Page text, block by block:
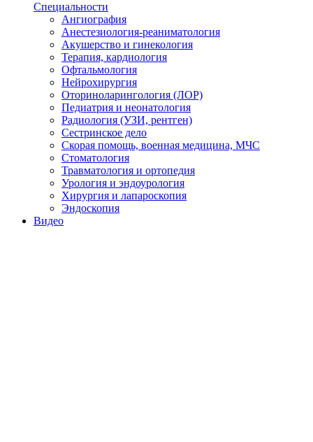
Специальности
Ангиография
Анестезиология-реаниматология
Акушерство и гинекология
Терапия, кардиология
Офтальмология
Нейрохирургия
Оториноларингология (ЛОР)
Педиатрия и неонатология
Радиология (УЗИ, рентген)
Сестринское дело
Скорая помощь, военная медицина, МЧС
Стоматология
Травматология и ортопедия
Урология и эндоурология
Хирургия и лапароскопия
Эндоскопия
Видео